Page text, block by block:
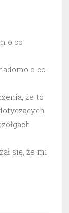
o co
o co
że to
się, że mi